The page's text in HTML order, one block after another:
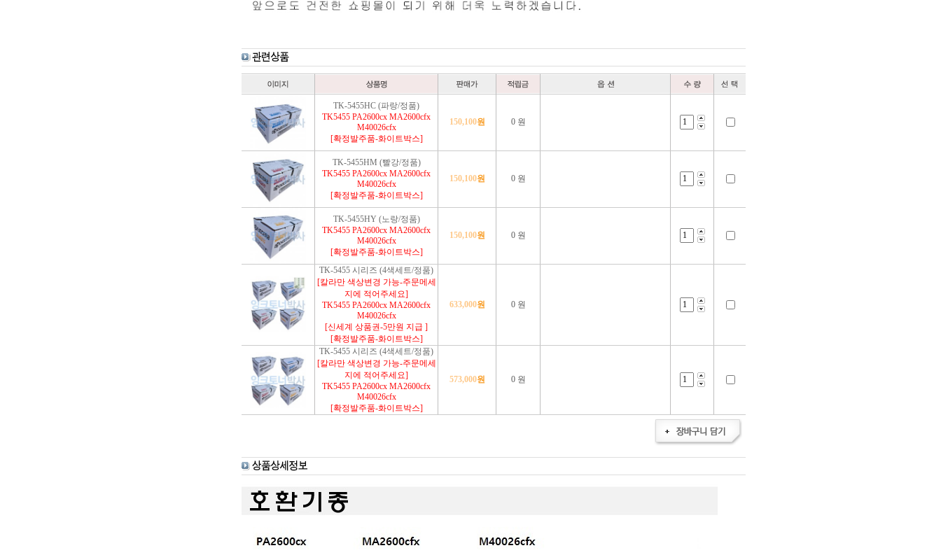
TK-5455HC (파랑/정품)
TK5455 PA2600cx MA2600cfx
M40026cfx
[확정발주품-화이트박스]
150,100원 0 원
TK-5455HM (빨강/정품)
TK5455 PA2600cx MA2600cfx
M40026cfx
[확정발주품-화이트박스]
150,100원 0 원
TK-5455HY (노랑/정품)
TK5455 PA2600cx MA2600cfx
M40026cfx
[확정발주품-화이트박스]
150,100원 0 원
TK-5455 시리즈 (4색세트/정품)
[칼라만 색상변경 가능-주문메세
지에 적어주세요]
TK5455 PA2600cx MA2600cfx
M40026cfx
[신세계 상품권-5만원 지급 ]
[확정발주품-화이트박스]
633,000원 0 원
TK-5455 시리즈 (4색세트/정품)
[칼라만 색상변경 가능-주문메세
지에 적어주세요]
TK5455 PA2600cx MA2600cfx
M40026cfx
[확정발주품-화이트박스]
573,000원 0 원